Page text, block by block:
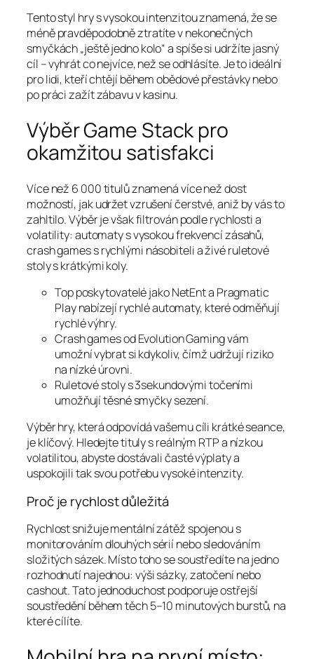
Tento styl hry s vysokou intenzitou znamená, že se
méně pravděpodobně ztratíte v nekonečných
smyčkách „ještě jedno kolo“ a spíše si udržíte jasný
cíl – vyhrát co nejvíce, než se odhlásíte. Je to ideální
pro lidi, kteří chtějí během obědové přestávky nebo
po práci zažít zábavu v kasinu.
Výběr Game Stack pro
okamžitou satisfakci
Více než 6 000 titulů znamená více než dost
možností, jak udržet vzrušení čerstvé, aniž by vás to
zahltilo. Výběr je však filtrován podle rychlosti a
volatility: automaty s vysokou frekvencí zásahů,
crash games s rychlými násobiteli a živé ruletové
stoly s krátkými koly.
Top poskytovatelé jako NetEnt a Pragmatic
Play nabízejí rychlé automaty, které odměňují
rychlé výhry.
Crash games od Evolution Gaming vám
umožní vybrat si kdykoliv, čímž udržují riziko
na nízké úrovni.
Ruletové stoly s 3sekundovými točeními
umožňují těsné smyčky sezení.
Výběr hry, která odpovídá vašemu cíli krátké seance,
je klíčový. Hledejte tituly s reálným RTP a nízkou
volatilitou, abyste dostávali časté výplaty a
uspokojili tak svou potřebu vysoké intenzity.
Proč je rychlost důležitá
Rychlost snižuje mentální zátěž spojenou s
monitorováním dlouhých sérií nebo sledováním
složitých sázek. Místo toho se soustředíte na jedno
rozhodnutí najednou: výši sázky, zatočení nebo
cashout. Tato jednoduchost podporuje ostřejší
soustředění během těch 5–10 minutových burstů, na
které cílíte.